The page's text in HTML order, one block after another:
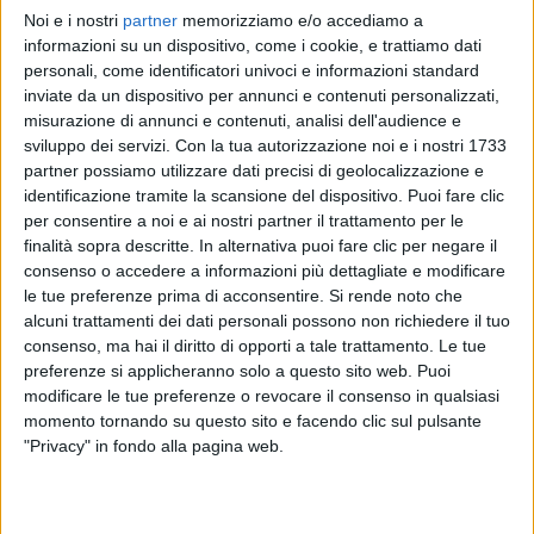
Noi e i nostri partner memorizziamo e/o accediamo a
informazioni su un dispositivo, come i cookie, e trattiamo dati
personali, come identificatori univoci e informazioni standard
inviate da un dispositivo per annunci e contenuti personalizzati,
misurazione di annunci e contenuti, analisi dell'audience e
sviluppo dei servizi. Con la tua autorizzazione noi e i nostri 1733
partner possiamo utilizzare dati precisi di geolocalizzazione e
identificazione tramite la scansione del dispositivo. Puoi fare clic
per consentire a noi e ai nostri partner il trattamento per le
finalità sopra descritte. In alternativa puoi fare clic per negare il
consenso o accedere a informazioni più dettagliate e modificare
le tue preferenze prima di acconsentire. Si rende noto che
alcuni trattamenti dei dati personali possono non richiedere il tuo
consenso, ma hai il diritto di opporti a tale trattamento. Le tue
preferenze si applicheranno solo a questo sito web. Puoi
modificare le tue preferenze o revocare il consenso in qualsiasi
momento tornando su questo sito e facendo clic sul pulsante
"Privacy" in fondo alla pagina web.
RADIO ITALIA
VOI TANKA VILLAGE
RADIO ITALIA
VOI ARENELLA RESORT
VIDEO
RADIO ITALIA
BRAVO BAIA DI TINDARI 2026
1VIDEO
News correlate